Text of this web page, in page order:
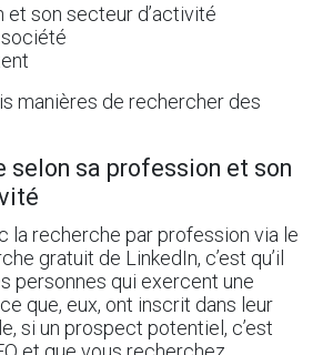
et son secteur d’activité
manières de rechercher des
selon sa profession et son
la recherche par profession via le
gratuit de LinkedIn, c’est qu’il
personnes qui exercent une
que, eux, ont inscrit dans leur
si un prospect potentiel, c’est